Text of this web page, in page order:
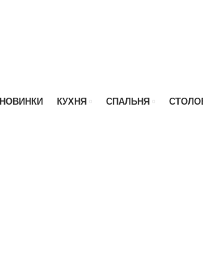
НОВИНКИ КУХНЯ СПАЛЬНЯ